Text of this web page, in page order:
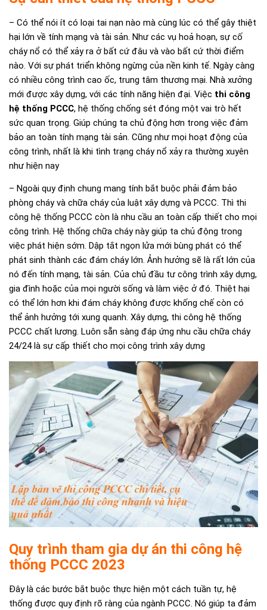
– Có thể nói ít có loại tai nạn nào mà cùng lúc có thể gây thiệt
hại lớn về tính mạng và tài sản. Như các vụ hoả hoạn, sự cố
cháy nổ có thể xảy ra ở bất cứ đâu và vào bất cứ thời điểm
nào. Với sự phát triển không ngừng của nền kinh tế. Ngày càng
có nhiều công trình cao ốc, trung tâm thương mại. Nhà xưởng
mới được xây dựng, với các tính năng hiện đại. Việc thi công
hệ thống PCCC, hệ thống chống sét đóng một vai trò hết
sức quan trọng. Giúp chúng ta chủ động hơn trong việc đảm
bảo an toàn tính mạng tài sản. Cũng như mọi hoạt động của
công trình, nhất là khi tình trạng cháy nổ xảy ra thường xuyên
như hiện nay
– Ngoài quy định chung mang tính bắt buộc phải đảm bảo
phòng cháy và chữa cháy của luật xây dựng và PCCC. Thì thi
công hệ thống PCCC còn là nhu cầu an toàn cấp thiết cho mọi
công trình. Hệ thống chữa cháy này giúp ta chủ động trong
việc phát hiện sớm. Dập tắt ngọn lửa mới bùng phát có thể
phát sinh thành các đám cháy lớn. Ảnh hưởng sẽ là rất lớn của
nó đến tính mạng, tài sản. Của chủ đầu tư công trình xây dựng,
gia đình hoặc của mọi người sống và làm việc ở đó. Thiệt hại
có thể lớn hơn khi đám cháy không được khống chế còn có
thể ảnh hưởng tới xung quanh. Xây dựng, thi công hệ thống
PCCC chất lương. Luôn sẵn sàng đáp ứng nhu cầu chữa cháy
24/24 là sự cấp thiết cho mọi công trình xây dựng
Quy trình tham gia dự án thi công hệ
thống PCCC 2023
Đây là các bước bắt buộc thực hiện một cách tuần tự, hệ
thống được quy định rõ ràng của ngành PCCC. Nó giúp ta đảm